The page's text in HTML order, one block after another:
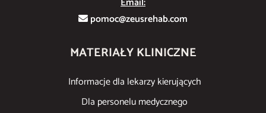
pomoc@zeusrehab.com
MATERIAŁY KLINICZNE
Informacje dla lekarzy kierujących
Dla personelu medycznego